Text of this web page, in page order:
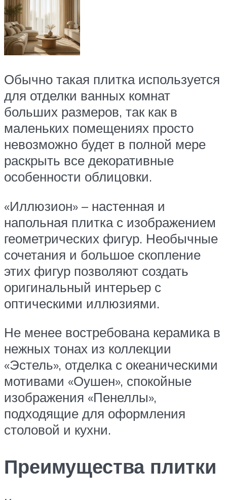
Обычно такая плитка используется
для отделки ванных комнат
больших размеров, так как в
маленьких помещениях просто
невозможно будет в полной мере
раскрыть все декоративные
особенности облицовки.
«Иллюзион» – настенная и
напольная плитка с изображением
геометрических фигур. Необычные
сочетания и большое скопление
этих фигур позволяют создать
оригинальный интерьер с
оптическими иллюзиями.
Не менее востребована керамика в
нежных тонах из коллекции
«Эстель», отделка с океаническими
мотивами «Оушен», спокойные
изображения «Пенеллы»,
подходящие для оформления
столовой и кухни.
Преимущества плитки